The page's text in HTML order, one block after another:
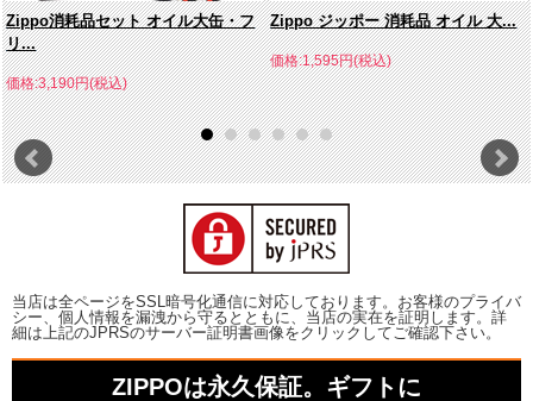
Zippo消耗品セット オイル大缶・フ
リ...
価格:3,190円(税込)
Zippo ジッポー 消耗品 オイル 大...
価格:1,595円(税込)
当店は全ページをSSL暗号化通信に対応しております。お客様のプライバ
シー、個人情報を漏洩から守るとともに、当店の実在を証明します。詳
細は上記のJPRSのサーバー証明書画像をクリックしてご確認下さい。
ZIPPOは永久保証。ギフトに